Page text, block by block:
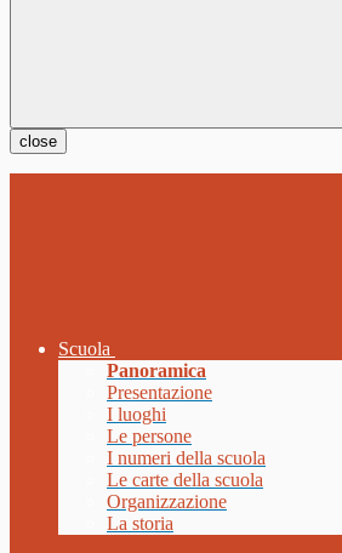
close
Scuola
Panoramica
Presentazione
I luoghi
Le persone
I numeri della scuola
Le carte della scuola
Organizzazione
La storia